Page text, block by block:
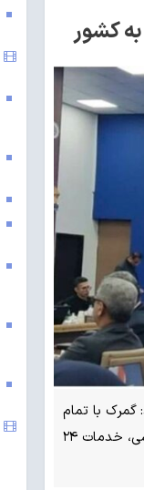
کشور
گمرک با تمام
توان آماده خدمت‌رسانی به فعالان اقتصادی است و برای تسهیل واردات کالاهای اساسی، خدمات ۲۴